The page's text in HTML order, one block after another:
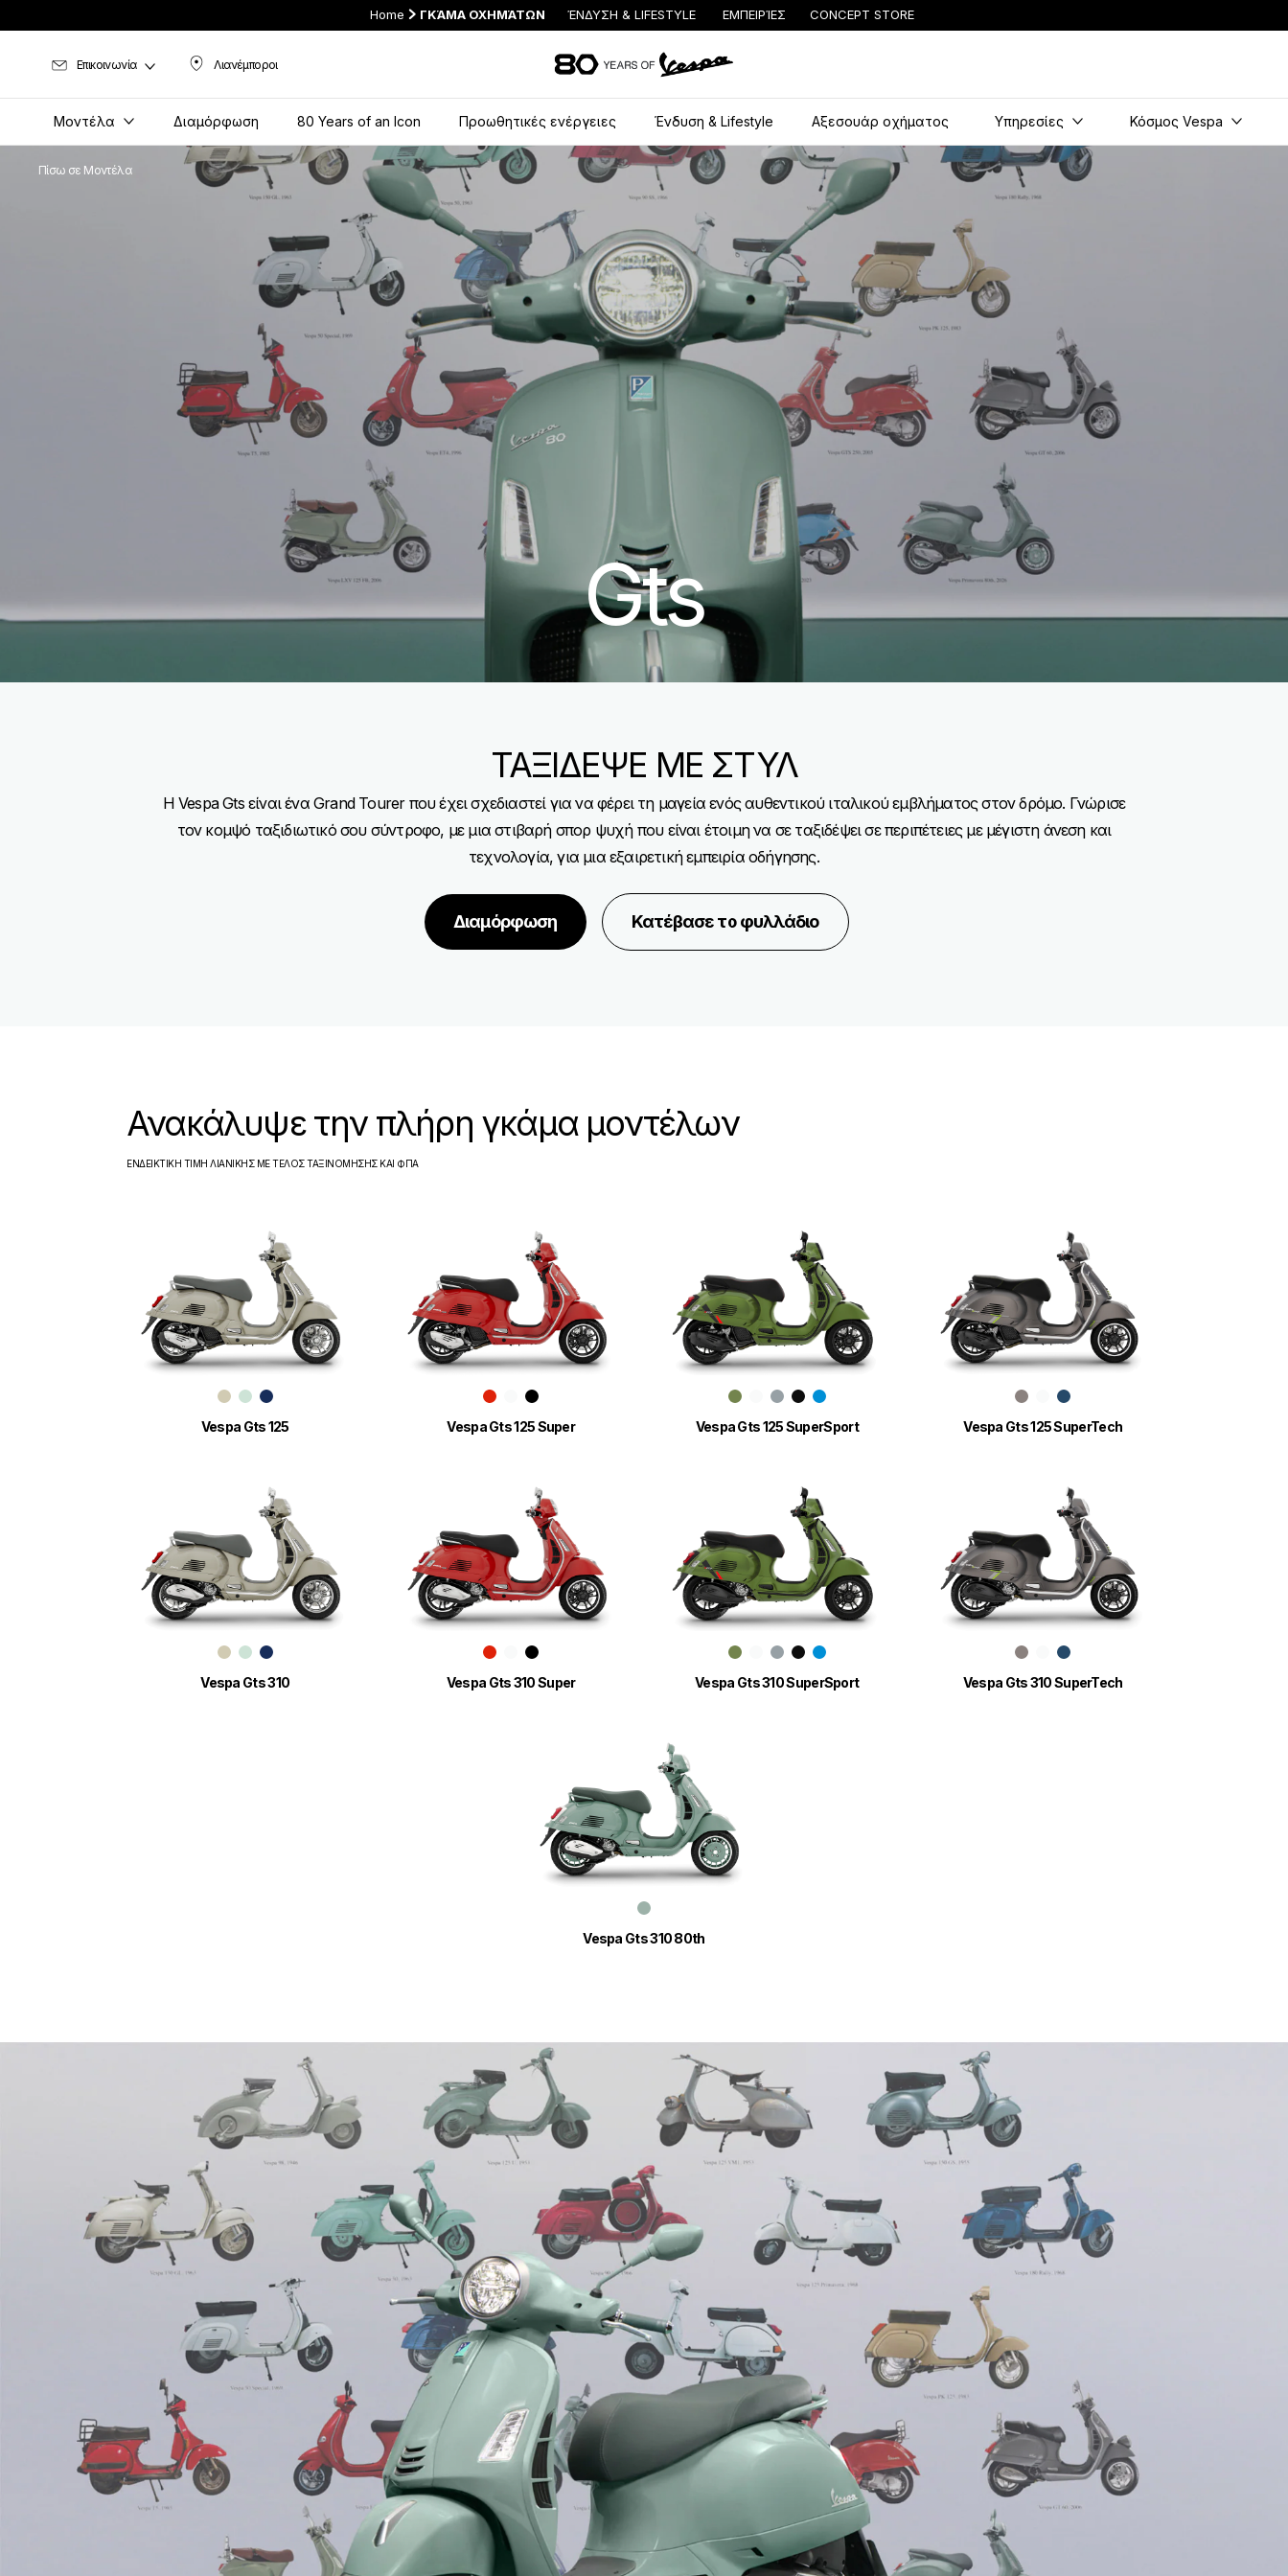
Home ΓΚΆΜΑ ΟΧΗΜΆΤΩΝ ΈΝΔΥΣΗ & LIFESTYLE ΕΜΠΕΙΡΊΕΣ CONCEPT STORE
Λιανέμποροι
Λιανέμποροι
Επικοινωνία
Μοντέλα Διαμόρφωση 80 Years of an Icon Προωθητικές ενέργειες Ένδυση & Lifestyle Αξεσουάρ οχήματος Υπηρεσίες Κόσμος Vespa
Πίσω σε Μοντέλα
Gts
ΤΑΞΙΔΕΨΕ ΜΕ ΣΤΥΛ
Η Vespa Gts είναι ένα Grand Tourer που έχει σχεδιαστεί για να φέρει τη μαγεία ενός αυθεντικού ιταλικού εμβλήματος στον δρόμο. Γνώρισε
τον κομψό ταξιδιωτικό σου σύντροφο, με μια στιβαρή σπορ ψυχή που είναι έτοιμη να σε ταξιδέψει σε περιπέτειες με μέγιστη άνεση και
τεχνολογία, για μια εξαιρετική εμπειρία οδήγησης.
Διαμόρφωση Κατέβασε το φυλλάδιο
Ανακάλυψε την πλήρη γκάμα μοντέλων
ΕΝΔΕΙΚΤΙΚΗ ΤΙΜΗ ΛΙΑΝΙΚΗΣ ΜΕ ΤΕΛΟΣ ΤΑΞΙΝΟΜΗΣΗΣ ΚΑΙ ΦΠΑ
Vespa Gts 125 Vespa Gts 125 Super Vespa Gts 125 SuperSport Vespa Gts 125 SuperTech
Vespa Gts 310 Vespa Gts 310 Super Vespa Gts 310 SuperSport Vespa Gts 310 SuperTech
Vespa Gts 310 80th